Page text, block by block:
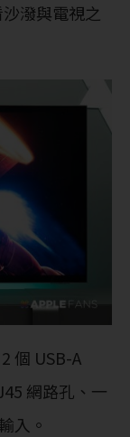
潑與電視之
個 USB-A
網路孔、一
入。